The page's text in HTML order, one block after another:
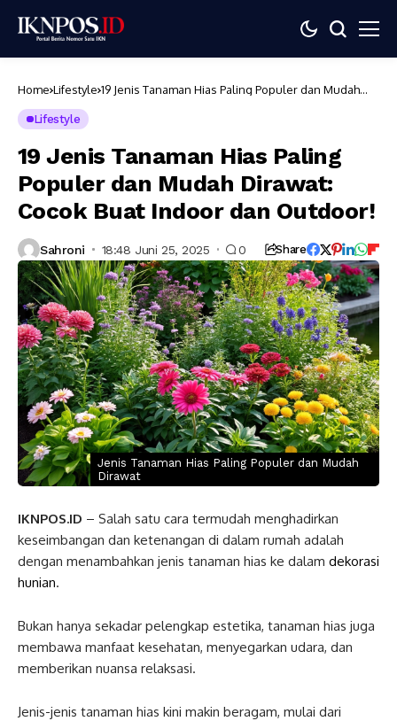
Home Lifestyle 19 Jenis Tanaman Hias Paling Populer dan Mudah
Lifestyle
19 Jenis Tanaman Hias Paling
Populer dan Mudah Dirawat:
Cocok Buat Indoor dan Outdoor!
Sahroni 18:48 Juni 25, 2025 0 Share
Jenis Tanaman Hias Paling Populer dan Mudah
Dirawat
IKNPOS.ID – Salah satu cara termudah menghadirkan
keseimbangan dan ketenangan di dalam rumah adalah
dengan menambahkan jenis tanaman hias ke dalam dekorasi
hunian.
Bukan hanya sekadar pelengkap estetika, tanaman hias juga
membawa manfaat kesehatan, menyegarkan udara, dan
memberikan nuansa relaksasi.
Jenis-jenis tanaman hias kini makin beragam, mulai dari